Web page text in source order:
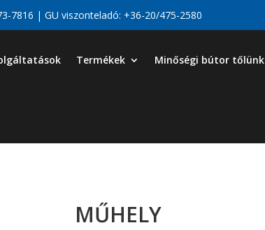
7816 | GU viszonteladó: +36-20/475-2580
Termékek Minőségi bútor tőlünk
MŰHELY